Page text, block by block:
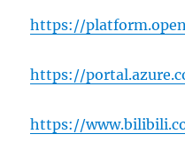
https://
https://
https://